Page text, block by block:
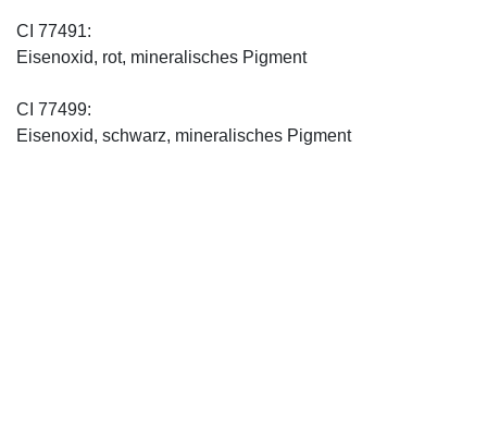
CI 77491:
Eisenoxid, rot, mineralisches Pigment
CI 77499:
Eisenoxid, schwarz, mineralisches Pigment